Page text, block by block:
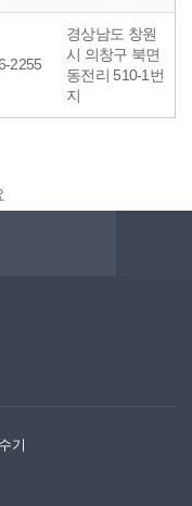
2255
경상남도 창원
시 의창구 북면
동전리 510-1번
지
기